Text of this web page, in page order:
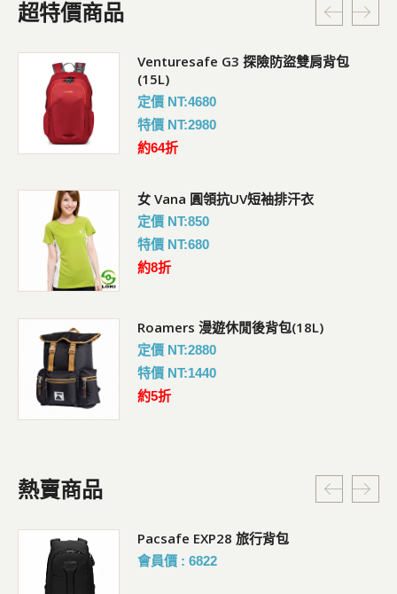
超特價商品
Venturesafe G3 探險防盜雙肩背包
(15L)
定價 NT:4680
特價 NT:2980
約64折
女 Vana 圓領抗UV短袖排汗衣
定價 NT:850
特價 NT:680
約8折
Roamers 漫遊休閒後背包(18L)
定價 NT:2880
特價 NT:1440
約5折
熱賣商品
Pacsafe EXP28 旅行背包
會員價 : 6822